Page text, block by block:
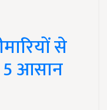
से
आसान